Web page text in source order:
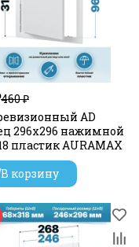
460 ₽
AD
296х296 нажимной
пластик AURAMAX
В корзину